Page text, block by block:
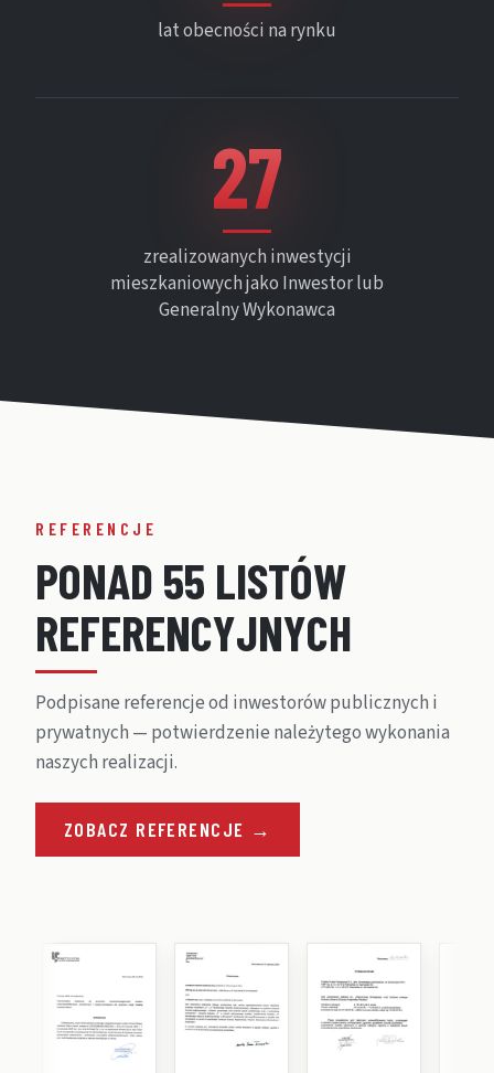
lat obecności na rynku
27
zrealizowanych inwestycji
mieszkaniowych jako Inwestor lub
Generalny Wykonawca
REFERENCJE
PONAD 55 LISTÓW
REFERENCYJNYCH
Podpisane referencje od inwestorów publicznych i
prywatnych — potwierdzenie należytego wykonania
naszych realizacji.
ZOBACZ REFERENCJE →